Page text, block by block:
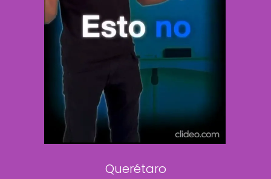
De 10 sports
DeDinero
Confabulario
Aviso Oportuno
Consultas
Querétaro